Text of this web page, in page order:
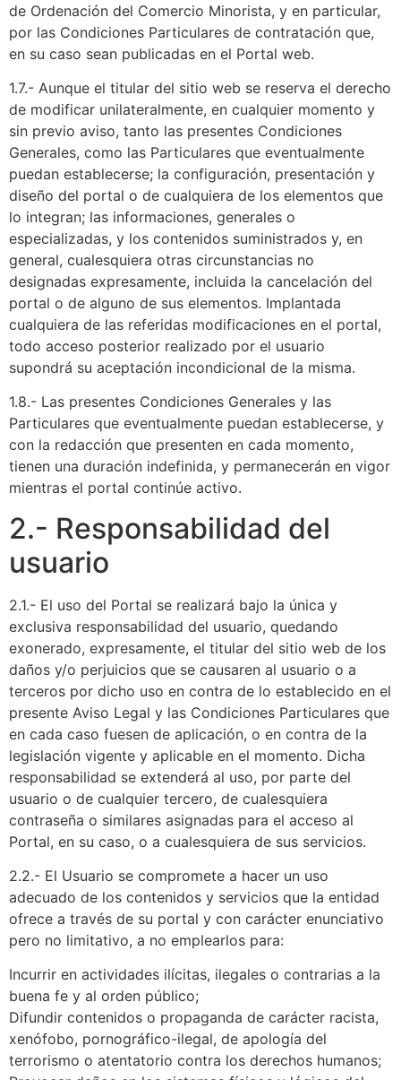
de Ordenación del Comercio Minorista, y en particular,
por las Condiciones Particulares de contratación que,
en su caso sean publicadas en el Portal web.
1.7.- Aunque el titular del sitio web se reserva el derecho
de modificar unilateralmente, en cualquier momento y
sin previo aviso, tanto las presentes Condiciones
Generales, como las Particulares que eventualmente
puedan establecerse; la configuración, presentación y
diseño del portal o de cualquiera de los elementos que
lo integran; las informaciones, generales o
especializadas, y los contenidos suministrados y, en
general, cualesquiera otras circunstancias no
designadas expresamente, incluida la cancelación del
portal o de alguno de sus elementos. Implantada
cualquiera de las referidas modificaciones en el portal,
todo acceso posterior realizado por el usuario
supondrá su aceptación incondicional de la misma.
1.8.- Las presentes Condiciones Generales y las
Particulares que eventualmente puedan establecerse, y
con la redacción que presenten en cada momento,
tienen una duración indefinida, y permanecerán en vigor
mientras el portal continúe activo.
2.- Responsabilidad del
usuario
2.1.- El uso del Portal se realizará bajo la única y
exclusiva responsabilidad del usuario, quedando
exonerado, expresamente, el titular del sitio web de los
daños y/o perjuicios que se causaren al usuario o a
terceros por dicho uso en contra de lo establecido en el
presente Aviso Legal y las Condiciones Particulares que
en cada caso fuesen de aplicación, o en contra de la
legislación vigente y aplicable en el momento. Dicha
responsabilidad se extenderá al uso, por parte del
usuario o de cualquier tercero, de cualesquiera
contraseña o similares asignadas para el acceso al
Portal, en su caso, o a cualesquiera de sus servicios.
2.2.- El Usuario se compromete a hacer un uso
adecuado de los contenidos y servicios que la entidad
ofrece a través de su portal y con carácter enunciativo
pero no limitativo, a no emplearlos para:
Incurrir en actividades ilícitas, ilegales o contrarias a la
buena fe y al orden público;
Difundir contenidos o propaganda de carácter racista,
xenófobo, pornográfico-ilegal, de apología del
terrorismo o atentatorio contra los derechos humanos;